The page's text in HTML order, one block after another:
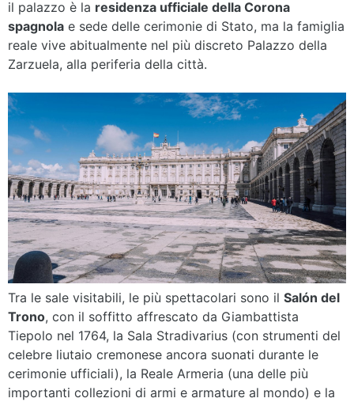
il palazzo è la residenza ufficiale della Corona
spagnola e sede delle cerimonie di Stato, ma la famiglia
reale vive abitualmente nel più discreto Palazzo della
Zarzuela, alla periferia della città.
Tra le sale visitabili, le più spettacolari sono il Salón del
Trono, con il soffitto affrescato da Giambattista
Tiepolo nel 1764, la Sala Stradivarius (con strumenti del
celebre liutaio cremonese ancora suonati durante le
cerimonie ufficiali), la Reale Armeria (una delle più
importanti collezioni di armi e armature al mondo) e la